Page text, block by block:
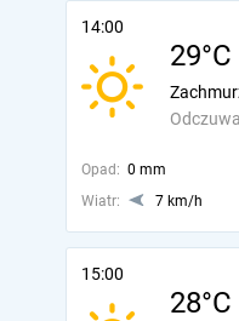
14:00
29°C
Opad: 0 mm
Wiatr:
7 km/h
15:00
28°C